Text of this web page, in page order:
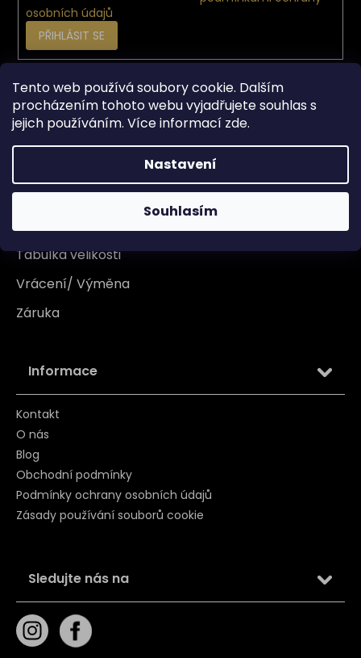
Tento web používá soubory cookie. Dalším
procházením tohoto webu vyjadřujete souhlas s
jejich používáním. Více informací zde.
Nastavení
Souhlasím
osobních údajů
PŘIHLÁSIT SE
Vše o nákupu
Platba
Tabulka velikosti
Vrácení/ Výměna
Záruka
Informace
Kontakt
O nás
Blog
Obchodní podmínky
Podmínky ochrany osobních údajů
Zásady používání souborů cookie
Sledujte nás na